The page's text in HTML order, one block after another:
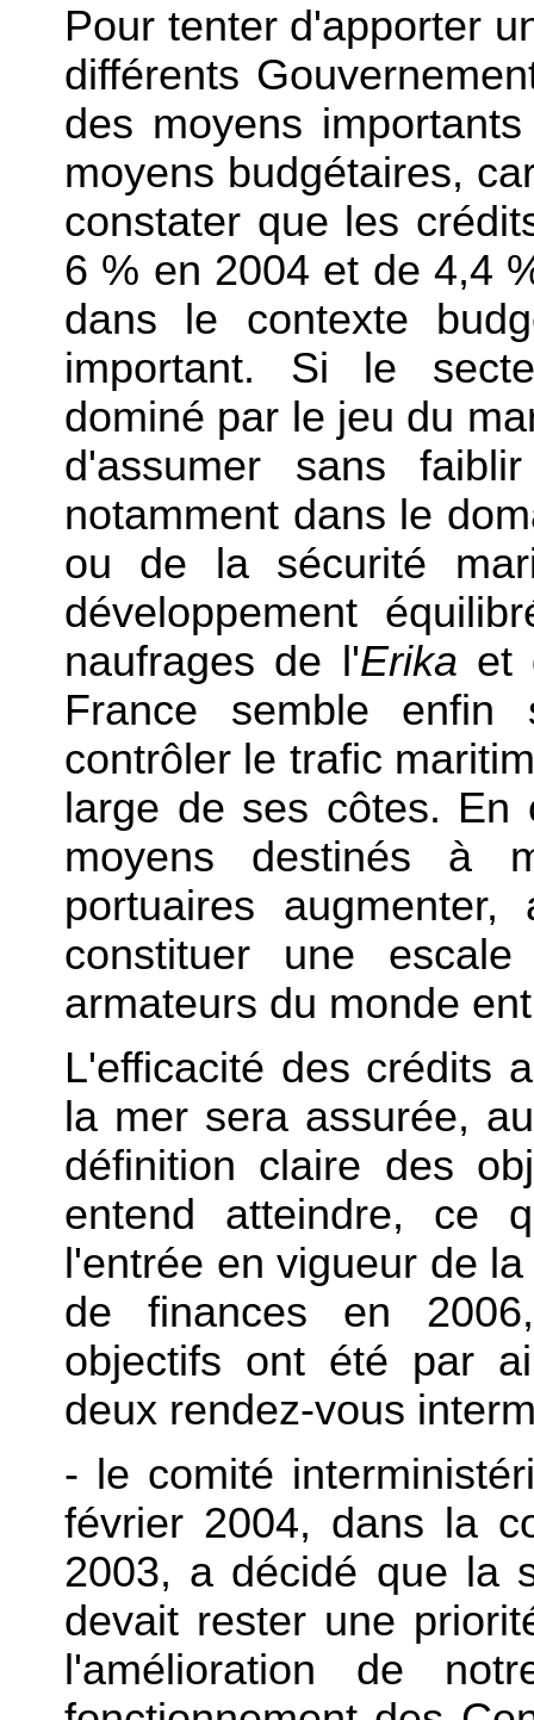
Pour tenter d'apporter
différents
des moyens
moyens budgétaires,
constater que les
6 % en 2004 et de 4,4
dans le contexte
important. Si le
dominé par le jeu du
d'assumer sans
notamment dans le
ou de la sécurité
développement
naufrages de l'Erika et
France semble
contrôler le trafic
large de ses côtes. En
moyens destinés à
portuaires
constituer une
armateurs du monde
L'efficacité des crédits
la mer sera assurée,
définition claire des
entend atteindre, ce
l'entrée en vigueur de
de finances en
objectifs ont été par
deux rendez-vous
- le comité
février 2004, dans la
2003, a décidé que la
devait rester une
l'amélioration de